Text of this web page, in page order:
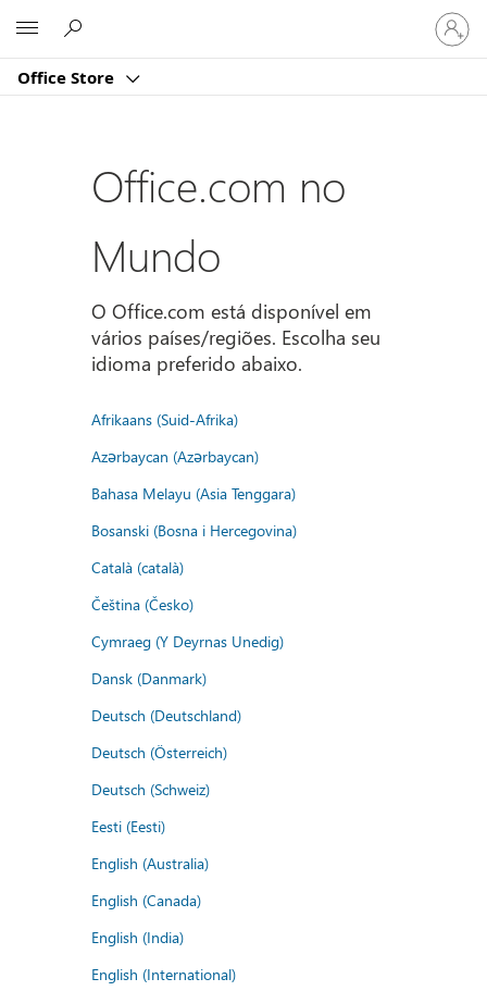
Office Store
Entre
em
sua
Office.com no
Mundo
O Office.com está disponível em
vários países/regiões. Escolha seu
idioma preferido abaixo.
Afrikaans (Suid-Afrika)
Azərbaycan (Azərbaycan)
Bahasa Melayu (Asia Tenggara)
Bosanski (Bosna i Hercegovina)
Català (català)
Čeština (Česko)
Cymraeg (Y Deyrnas Unedig)
Dansk (Danmark)
Deutsch (Deutschland)
Deutsch (Österreich)
Deutsch (Schweiz)
Eesti (Eesti)
English (Australia)
English (Canada)
English (India)
English (International)